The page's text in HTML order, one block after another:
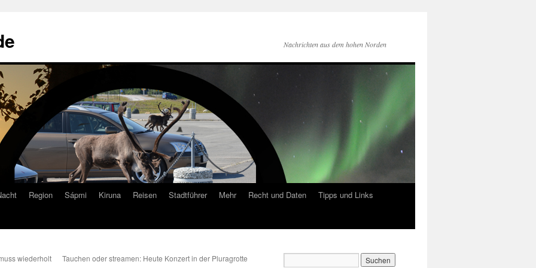
Nachrichten aus dem hohen Norden
Region Sápmi Kiruna Reisen Stadtführer Mehr Recht und Daten
Tipps und Links
wiederholt
Tauchen oder streamen: Heute Konzert in der Pluragrotte